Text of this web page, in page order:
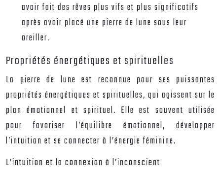
avoir fait des rêves plus vifs et plus significatifs
après avoir placé une pierre de lune sous leur
oreiller.
Propriétés énergétiques et spirituelles
La pierre de lune est reconnue pour ses puissantes
propriétés énergétiques et spirituelles, qui agissent sur le
plan émotionnel et spirituel. Elle est souvent utilisée
pour favoriser l’équilibre émotionnel, développer
l’intuition et se connecter à l’énergie féminine.
L’intuition et la connexion à l’inconscient